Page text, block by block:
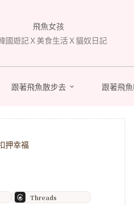
飛魚女孩
國遊記Ｘ美食生活Ｘ貓奴日記
跟著飛魚散步去 跟著飛
押幸福
Threads